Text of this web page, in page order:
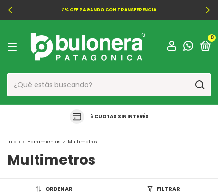
7% OFF PAGANDO CON TRANSFERENCIA
0
6 CUOTAS SIN INTERÉS
Inicio > Herramientas > Multimetros
Multimetros
ORDENAR FILTRAR